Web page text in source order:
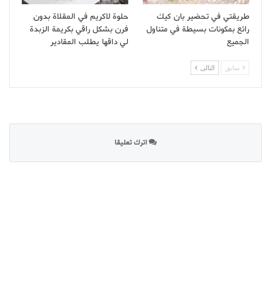
طريقتي في تحضير بان كيك
رائع بمكونات بسيطة في متناول
الجميع
حلوة لاكريم في المقلاة بدون
فرن بشكل راقي بكريمة الزبدة
لي داقها يطلب المقادير
سابق التالى
اترك تعليقا